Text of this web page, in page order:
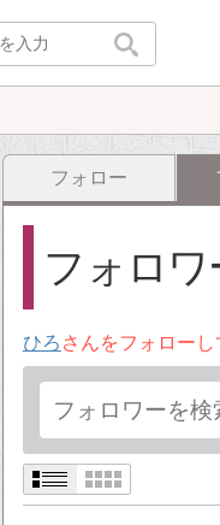
フォロー
フォロワ
ひろ さんをフォローし